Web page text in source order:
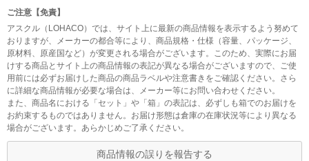
ご注意【免責】
アスクル（LOHACO）では、サイト上に最新の商品情報を表示するよう努めて
おりますが、メーカーの都合等により、商品規格・仕様（容量、パッケージ、
原材料、原産国など）が変更される場合がございます。このため、実際にお届
けする商品とサイト上の商品情報の表記が異なる場合がございますので、ご使
用前には必ずお届けした商品の商品ラベルや注意書きをご確認ください。さら
に詳細な商品情報が必要な場合は、メーカー等にお問い合わせください。
また、商品名における「セット」や「箱」の表記は、必ずしも箱でのお届けを
お約束するものではありません。お届け形態は倉庫の在庫状況等により異なる
場合がございます。あらかじめご了承ください。
商品情報の誤りを報告する